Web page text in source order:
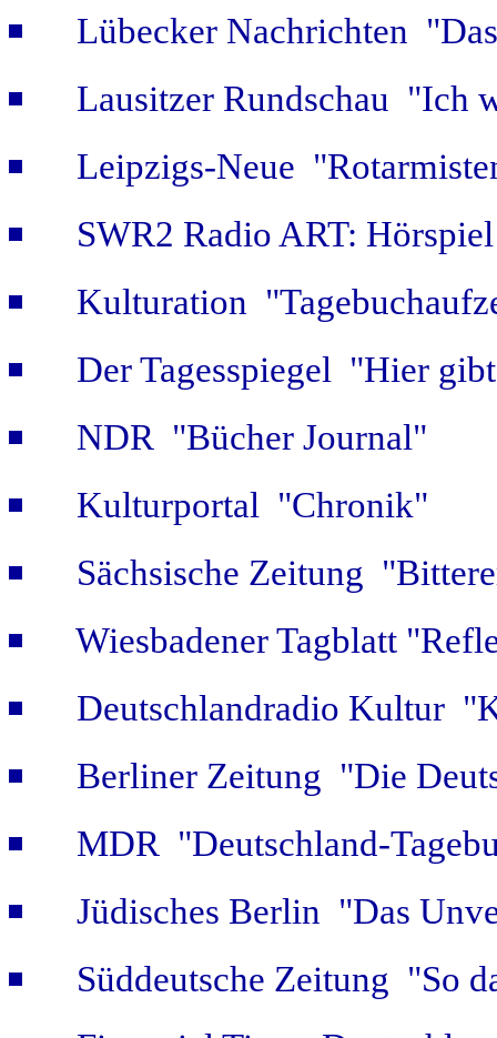
Lübecker Nachrichten
Lausitzer Rundschau "Ich
Leipzigs-Neue
SWR2 Radio ART: Hörspiel
Kulturation
Der Tagesspiegel "Hier
NDR "Bücher Journal"
Kulturportal "Chronik"
Sächsische Zeitung
Wiesbadener Tagblatt
Deutschlandradio Kultur
Berliner Zeitung "Die
MDR "Deutschland-
Jüdisches Berlin "Das
Süddeutsche Zeitung "So